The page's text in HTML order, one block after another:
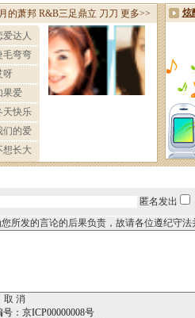
匿名发出
所发的言论的后果负责，故请各位遵纪守
：京ICP00000008号